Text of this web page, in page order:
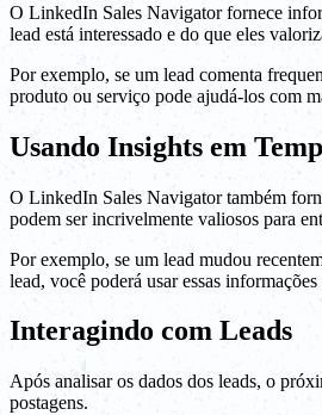
O LinkedIn Sales Navigator fornece
lead está interessado e do que eles
Por exemplo, se um lead comenta
produto ou serviço pode ajudá-los com
Usando Insights em
O LinkedIn Sales Navigator também
podem ser incrivelmente valiosos para
Por exemplo, se um lead mudou
lead, você poderá usar essas
Interagindo com Leads
Após analisar os dados dos leads, o
postagens.